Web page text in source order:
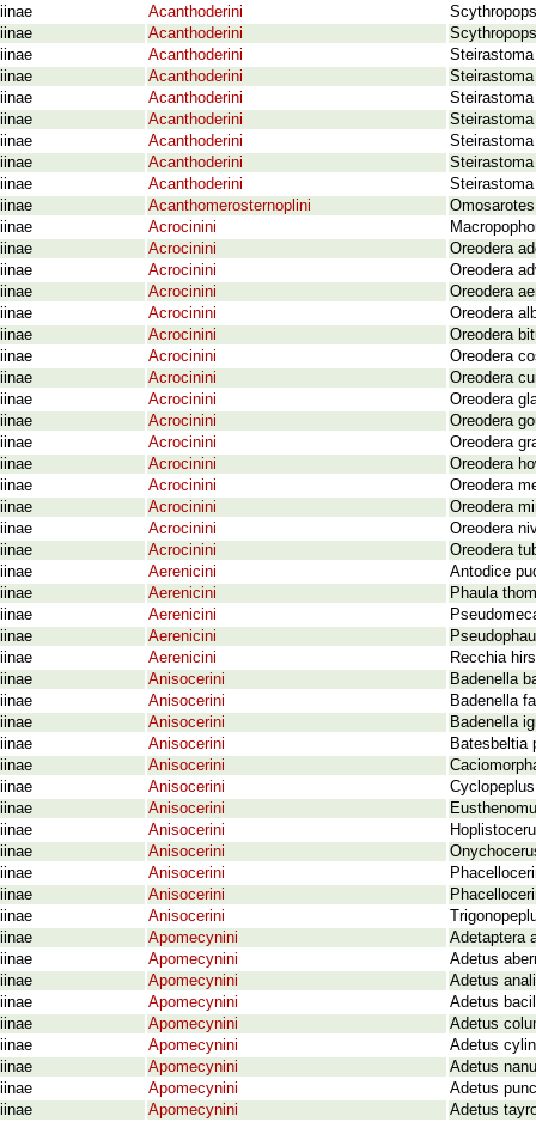
Acanthoderini
Acanthoderini
Acanthoderini
Acanthoderini
Acanthoderini
Acanthoderini
Acanthoderini
Acanthoderini
Acanthoderini
Acanthomerosternoplini
Acrocinini
Acrocinini
Oreodera
Acrocinini
Oreodera
Acrocinini
Oreodera
Acrocinini
Oreodera
Acrocinini
Oreodera
Acrocinini
Oreodera
Acrocinini
Oreodera
Acrocinini
Oreodera
Acrocinini
Oreodera
Acrocinini
Oreodera
Acrocinini
Oreodera
Acrocinini
Oreodera
Acrocinini
Oreodera
Acrocinini
Oreodera
Acrocinini
Oreodera
Aerenicini
Antodice
Aerenicini
Phaula
Aerenicini
Aerenicini
Aerenicini
Recchia
Anisocerini
Badenella
Anisocerini
Badenella
Anisocerini
Badenella
Anisocerini
Batesbeltia
Anisocerini
Anisocerini
Anisocerini
Anisocerini
Anisocerini
Anisocerini
Anisocerini
Anisocerini
Apomecynini
Adetaptera
Apomecynini
Adetus
Apomecynini
Adetus
Apomecynini
Adetus
Apomecynini
Adetus
Apomecynini
Adetus
Apomecynini
Adetus
Apomecynini
Adetus
Apomecynini
Adetus